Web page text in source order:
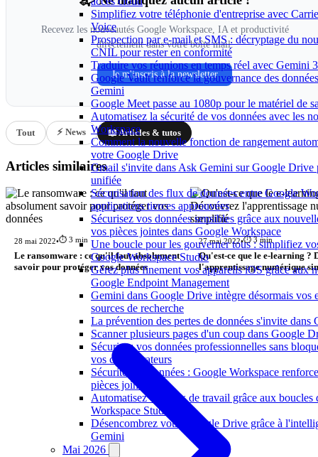
Simplifiez votre téléphonie d'entreprise avec
Voice
Prospection par e-mail et SMS : décryptage du
CNIL pour rester en conformité
Traduire vos réunions en temps réel avec Gemini
Google Vault renforce la gouvernance des
Gemini
Google Meet passe au 1080p pour le matériel de
Automatisez la sécurité de vos données avec les
Workspace
Comment la nouvelle fonction de rangement
votre Google Drive
Gmail s'invite dans Ask Gemini sur Google Drive
unifiée
Sécurisation des flux de données entre Google
applications tierces approuvées
Sécurisez vos données sensibles grâce aux
vos pièces jointes dans Google Workspace
Une boucle pour les gouverner tous : simplifiez
Google Workspace Studio
Gérez plus finement vos appareils iOS grâce aux
Google Endpoint Management
Gemini dans Google Drive intègre désormais vos
sources de recherche
La prévention des pertes de données s'invite dans
Scanner plusieurs pages d'un coup dans Google
Sécurisez vos données professionnelles sans
vos collaborateurs
Sécurité des données : Google Workspace
pièces jointes
Automatisez vos flux de travail grâce aux boucles
Workspace Studio
Désencombrez votre Google Drive grâce à
Gemini
Mai 2026
Recevez les nouveautés Google Workspace, IA et productivité
directement dans votre boîte mail.
Je m'inscris à la newsletter
Tout ⚡ News 📖 Articles & tutos
Articles similaires
28 mai 2022•⏱️ 3 min
Le ransomware : ce qu'il faut absolument
savoir pour protéger vos données
27 mai 2022•⏱️ 3 min
Qu'est-ce que le e-learning ?
l'apprentissage numérique